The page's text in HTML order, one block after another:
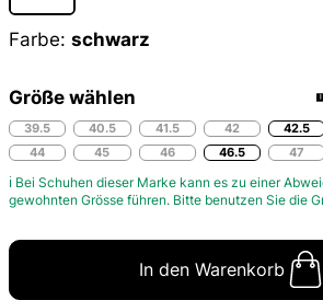
Farbe: schwarz
Größe wählen
39.5 40.5 41.5 42 42.5
44
45 46 46.5 47
ℹ Bei Schuhen dieser Marke kann es zu einer
gewohnten Grösse führen. Bitte benutzen Sie die
In den Warenkorb